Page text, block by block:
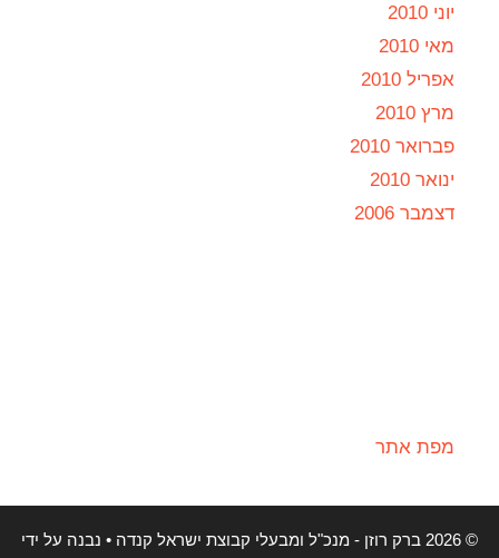
יוני 2010
מאי 2010
אפריל 2010
מרץ 2010
פברואר 2010
ינואר 2010
דצמבר 2006
מפת אתר
© 2026 ברק רוזן - מנכ"ל ומבעלי קבוצת ישראל קנדה
• נבנה על ידי